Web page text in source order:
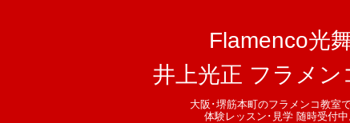
Flamenco光
井上光正 フラメン
大阪･堺筋本町のフラメンコ教室で
体験レッスン･見学 随時受付中